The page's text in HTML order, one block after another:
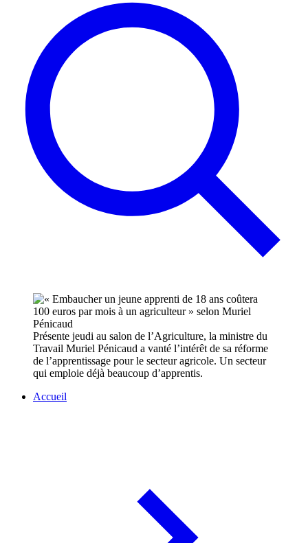
Présente jeudi au salon de l’Agriculture, la ministre du
Travail Muriel Pénicaud a vanté l’intérêt de sa réforme
de l’apprentissage pour le secteur agricole. Un secteur
qui emploie déjà beaucoup d’apprentis.
Accueil